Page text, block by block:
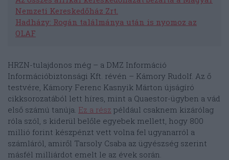
Nemzeti Kereskedőház Zrt.
Hadházy: Rogán találmánya után is nyomoz az
OLAF
HRZN-tulajdonos még – a DMZ Információ
Információbiztonsági Kft. révén – Kámory Rudolf. Az ő
testvére, Kámory Ferenc Kasnyik Márton újságíró
cikksorozatából lett híres, mint a Quaestor-ügyben a vád
első számú tanúja. Ez a rész például csaknem kizárólag
róla szól, s kiderül belőle egyebek mellett, hogy 800
millió forint készpénzt vett volna fel ugyanarról a
számláról, amiről Tarsoly Csaba az ügyészség szerint
másfél milliárdot emelt le az évek során.